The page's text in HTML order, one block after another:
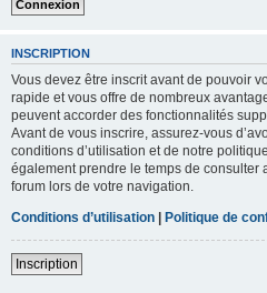
INSCRIPTION
Vous devez être inscrit avant de pouvoir
rapide et vous offre de nombreux
peuvent accorder des fonctionnalités
Avant de vous inscrire, assurez-vous
conditions d’utilisation et de notre
également prendre le temps de consulter
forum lors de votre navigation.
Conditions d’utilisation | Politique de
Inscription